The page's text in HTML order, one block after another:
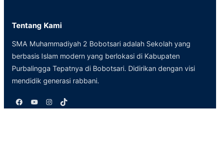
Tentang Kami
SMA Muhammadiyah 2 Bobotsari adalah Sekolah yang
berbasis Islam modern yang berlokasi di Kabupaten
Purbalingga Tepatnya di Bobotsari. Didirikan dengan visi
mendidik generasi rabbani.
Facebook YouTube Instagram TikTok